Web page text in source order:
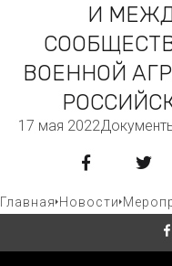
И
ВОЕННОЙ
17 мая 2022
Facebook
Главная Новости